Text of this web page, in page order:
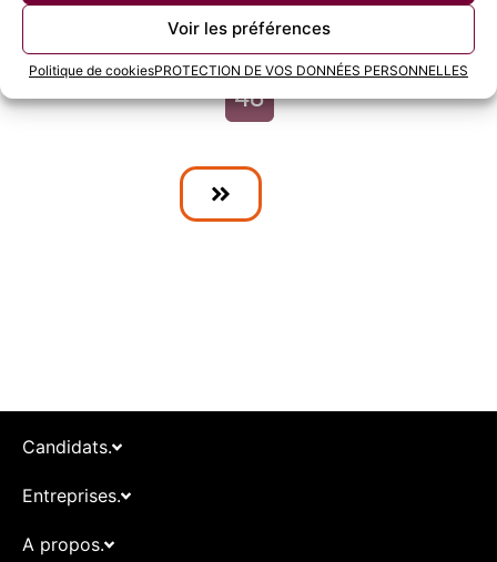
Voir les préférences
Politique de cookiesPROTECTION DE VOS DONNÉES PERSONNELLES
48
Candidats.
Entreprises.
A propos.